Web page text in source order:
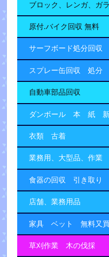
ブロック、レンガ、ガ
原付.バイク回収 無料
サーフボード処分回収
スプレー缶回収 処
自動車部品回収
ダンボール 本 紙
衣類 古着
業務用、大型品、作業
食器の回収 引き取り
店舗、業務用品
家具 ベット 無料又
草刈作業 木の伐採